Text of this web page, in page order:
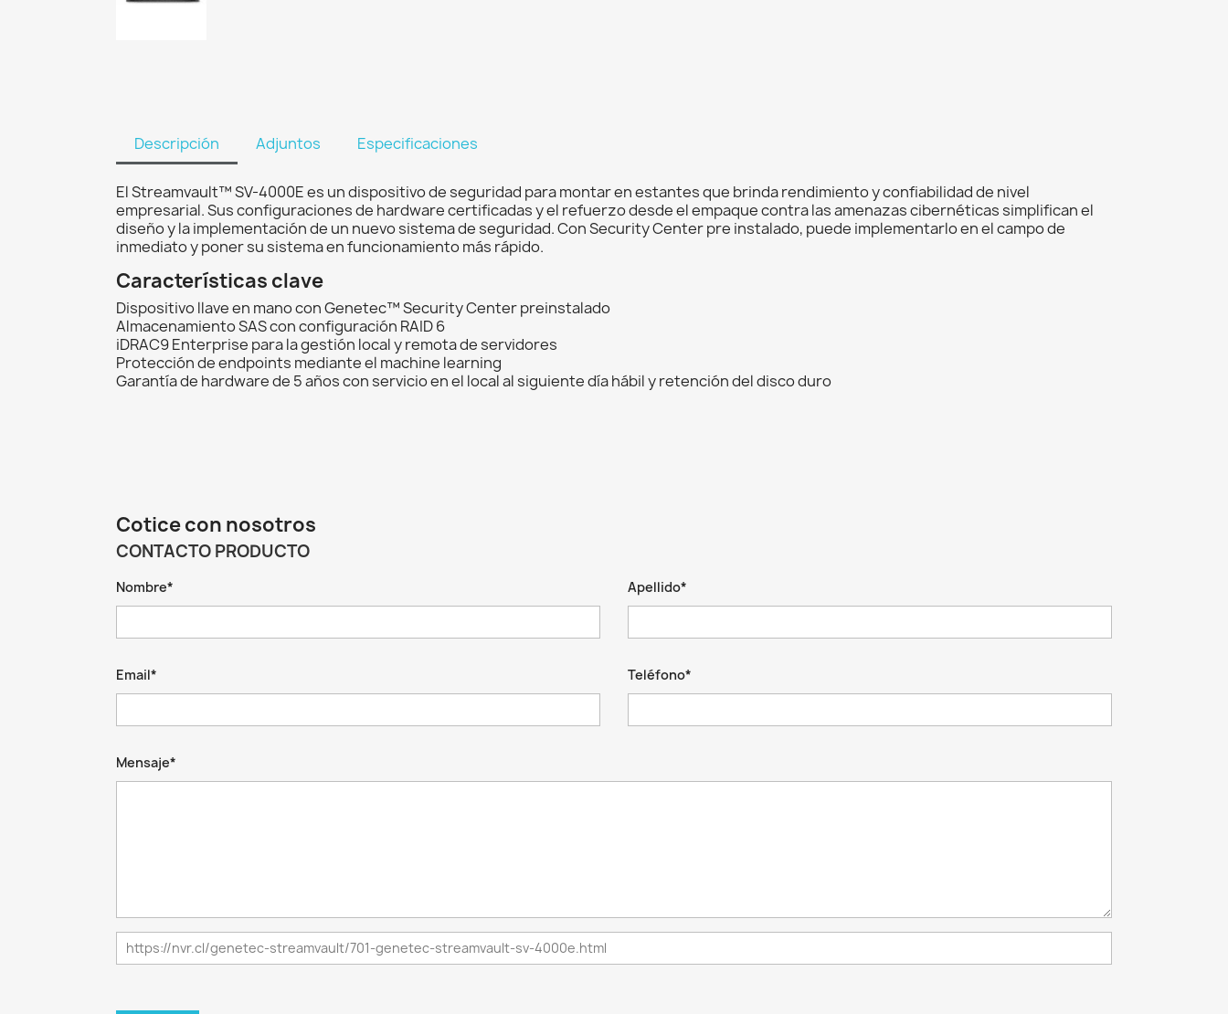
Descripción Adjuntos Especificaciones
El Streamvault™ SV-4000E es un dispositivo de seguridad para montar en estantes que brinda rendimiento y confiabilidad de nivel
empresarial. Sus configuraciones de hardware certificadas y el refuerzo desde el empaque contra las amenazas cibernéticas simplifican el
diseño y la implementación de un nuevo sistema de seguridad. Con Security Center pre instalado, puede implementarlo en el campo de
inmediato y poner su sistema en funcionamiento más rápido.
Características clave
Dispositivo llave en mano con Genetec™ Security Center preinstalado
Almacenamiento SAS con configuración RAID 6
iDRAC9 Enterprise para la gestión local y remota de servidores
Protección de endpoints mediante el machine learning
Garantía de hardware de 5 años con servicio en el local al siguiente día hábil y retención del disco duro
Cotice con nosotros
CONTACTO PRODUCTO
Nombre* Apellido*
Email* Teléfono*
Mensaje*